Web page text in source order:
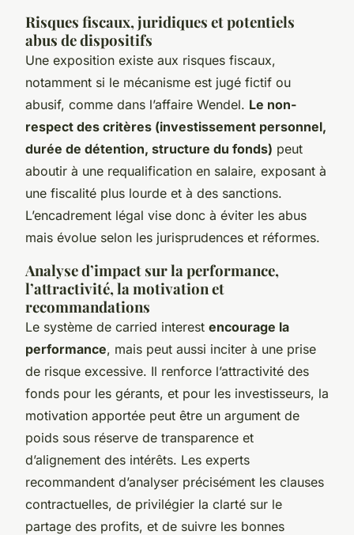
Risques fiscaux, juridiques et potentiels
abus de dispositifs
Une exposition existe aux risques fiscaux,
notamment si le mécanisme est jugé fictif ou
abusif, comme dans l’affaire Wendel. Le non-
respect des critères (investissement personnel,
durée de détention, structure du fonds) peut
aboutir à une requalification en salaire, exposant à
une fiscalité plus lourde et à des sanctions.
L’encadrement légal vise donc à éviter les abus
mais évolue selon les jurisprudences et réformes.
Analyse d’impact sur la performance,
l’attractivité, la motivation et
recommandations
Le système de carried interest encourage la
performance, mais peut aussi inciter à une prise
de risque excessive. Il renforce l’attractivité des
fonds pour les gérants, et pour les investisseurs, la
motivation apportée peut être un argument de
poids sous réserve de transparence et
d’alignement des intérêts. Les experts
recommandent d’analyser précisément les clauses
contractuelles, de privilégier la clarté sur le
partage des profits, et de suivre les bonnes